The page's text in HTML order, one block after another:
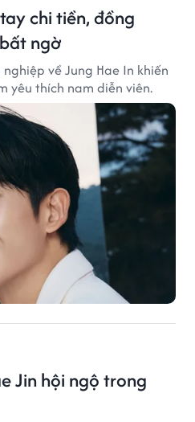
chi tiền, đồng
ngờ
về Jung Hae In khiến
yêu thích nam diễn viên.
Jin hội ngộ trong